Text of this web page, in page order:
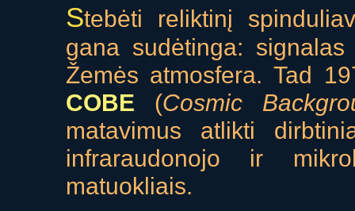
Stebėti reliktinį
gana sudėtinga:
Žemės atmosfera. Tad
COBE (Cosmic
matavimus atlikti
infraraudonojo ir
matuokliais.